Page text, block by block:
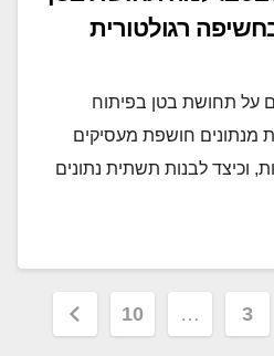
רגולטורית
על תחושת בטן בפיתוח
מנתונים חושפת מעסיקים
וכיצד לבנות תשתית נתונים
3
…
10